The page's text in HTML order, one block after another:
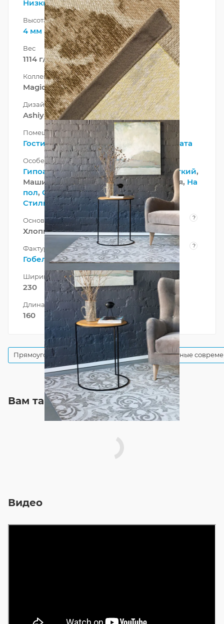
Низкий
Высота ворса
4 мм
Вес
1114 г/м²
Коллекция
Magic Home
Дизайн
Ashiyan Mink
Помещение
Гостиная,Зал,Кабинет Комната
Особенности
Гипоаллергенный, Декоративный, Легкий,
Машинная стирка, Модный , Моющийся, На
пол, Оригинальный, Практичный,
Стильный
Основа ?
Хлопковая
Фактура ?
Гобелен
Ширина
230
Длина
160
Прямоугольные бежевые ковры Прямоугольные
Вам также может понравиться
Видео